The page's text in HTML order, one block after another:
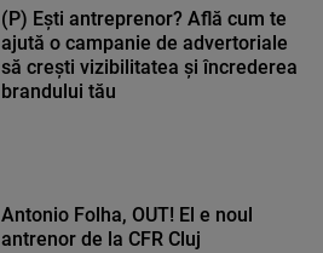
(P) Ești antreprenor? Află cum te
ajută o campanie de advertoriale
să crești vizibilitatea și încrederea
brandului tău
Antonio Folha, OUT! El e noul
antrenor de la CFR Cluj